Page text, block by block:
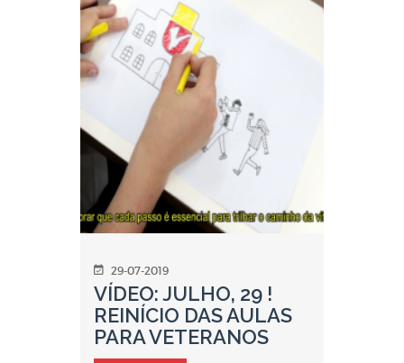
29-07-2019
VÍDEO: JULHO, 29 !
REINÍCIO DAS AULAS
PARA VETERANOS